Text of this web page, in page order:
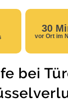
30
vor Ort im
bei